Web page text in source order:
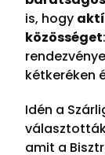
is, hogy
közösséget
kétkeréken
Idén a
amit a